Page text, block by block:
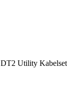
DT2 Utility